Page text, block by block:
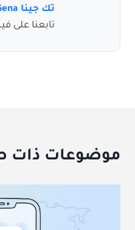
تك جينا TechGena
تابعنا على
موضوعات ذات